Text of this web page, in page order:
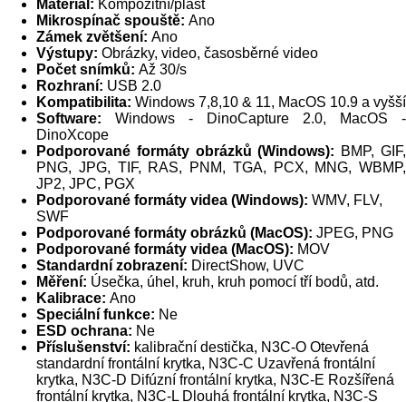
Materiál: Kompozitní/plast
Mikrospínač spouště: Ano
Zámek zvětšení: Ano
Výstupy: Obrázky, video, časosběrné video
Počet snímků: Až 30/s
Rozhraní: USB 2.0
Kompatibilita: Windows 7,8,10 & 11, MacOS 10.9 a vyšší
Software: Windows - DinoCapture 2.0, MacOS -
DinoXcope
Podporované formáty obrázků (Windows): BMP, GIF,
PNG, JPG, TIF, RAS, PNM, TGA, PCX, MNG, WBMP,
JP2, JPC, PGX
Podporované formáty videa (Windows): WMV, FLV,
SWF
Podporované formáty obrázků (MacOS): JPEG, PNG
Podporované formáty videa (MacOS): MOV
Standardní zobrazení: DirectShow, UVC
Měření: Úsečka, úhel, kruh, kruh pomocí tří bodů, atd.
Kalibrace: Ano
Speciální funkce: Ne
ESD ochrana: Ne
Příslušenství: kalibrační destička, N3C-O Otevřená
standardní frontální krytka, N3C-C Uzavřená frontální
krytka, N3C-D Difúzní frontální krytka, N3C-E Rozšířená
frontální krytka, N3C-L Dlouhá frontální krytka, N3C-S